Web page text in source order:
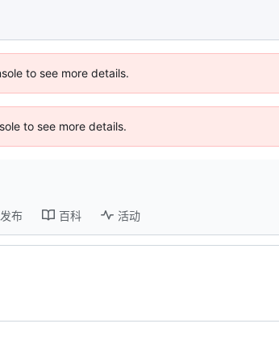
to see more details.
to see more details.
发布 百科 活动